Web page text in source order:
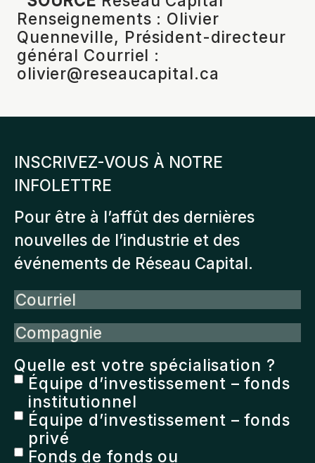
Renseignements : Olivier
Quenneville, Président-directeur
général Courriel :
olivier@reseaucapital.ca
INSCRIVEZ-VOUS À NOTRE
INFOLETTRE
Pour être à l’affût des dernières
nouvelles de l’industrie et des
événements de Réseau Capital.
Courriel
Compagnie
Quelle est votre spécialisation ?
Équipe d’investissement – fonds
institutionnel
Équipe d’investissement – fonds
privé
Fonds de fonds ou